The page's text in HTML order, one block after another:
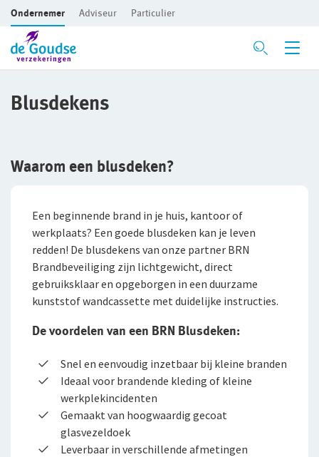
Ga direct naar de inhoud
Ondernemer Adviseur Particulier
Verzekeringen
Bedrijfsaansprakelijkheidsverzekering
CAR- en montageverzekering
Rechtsbijstandverzekering
Bedrijfsgebouwenverzekering
Zakelijke personenautoverzekering
Bekijk alle zakelijke verzekeringen
Voor je personeel
Bouw
Groothandel
Horeca
Persoonlijke dienstverlening
Vind een adviseur bij jou in de buurt
Gratis persoonlijk advies voor jouw branche
Preventie
De Preventiezaak
Het Preventieabonnement
Advies op maat
jou
Inloggen
Voor ondernemers
Voor adviseurs
Service en contact
Blusdekens
Waarom een blusdeken?
Een beginnende brand in je huis, kantoor of
werkplaats? Een goede blusdeken kan je leven
redden! De blusdekens van onze partner BRN
Brandbeveiliging zijn lichtgewicht, direct
gebruiksklaar en opgeborgen in een duurzame
kunststof wandcassette met duidelijke instructies.
De voordelen van een BRN Blusdeken:
Snel en eenvoudig inzetbaar bij kleine branden
Ideaal voor brandende kleding of kleine
werkplekincidenten
Gemaakt van hoogwaardig gecoat
glasvezeldoek
Leverbaar in verschillende afmetingen